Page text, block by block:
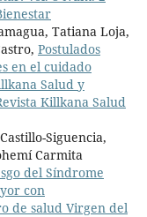
Tatiana Loja,
Postulados
en el cuidado
Salud y
Killkana Salud
Siguencia,
Carmita
del Síndrome
con
de salud Virgen del